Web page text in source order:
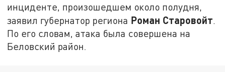
инциденте, произошедшем около полудня,
заявил губернатор региона Роман Старовойт.
По его словам, атака была совершена на
Беловский район.